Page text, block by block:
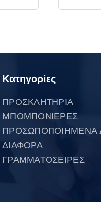
Κατηγορίες
ΠΡΟΣΚΛΗΤΗΡΙΑ
ΜΠΟΜΠΟΝΙΕΡΕΣ
ΠΡΟΣΩΠΟΠΟΙΗΜΕΝΑ
ΔΙΑΦΟΡΑ
ΓΡΑΜΜΑΤΟΣΕΙΡΕΣ